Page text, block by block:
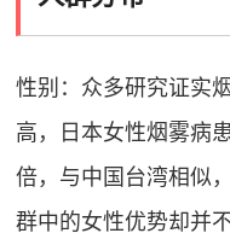
性别：众多研究证实
高，日本女性烟雾病
倍，与中国台湾相似
群中的女性优势却并